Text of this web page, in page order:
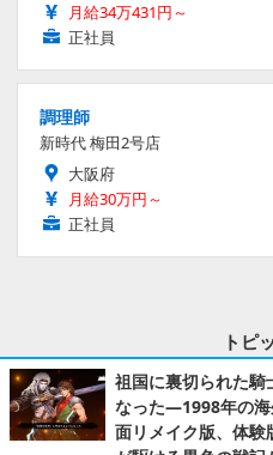
月給34万431円～
正社員
調理師
新時代 梅田2号店
大阪府
月給30万円～
正社員
トピ
祖国に裏切られた騎
なった―1998年の海
面リメイク版、体験